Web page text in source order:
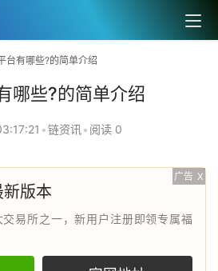
台有哪些?的简单介绍
哪些?的简单介绍
•链资讯 • 阅读 0
广告 X
新版本
交易所之一，新用户注册即领专属福